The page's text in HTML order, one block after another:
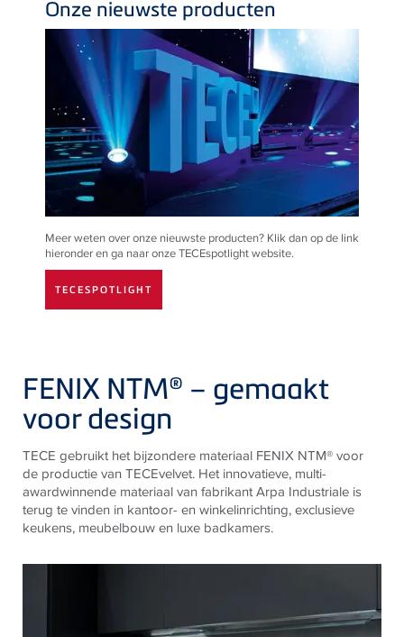
Onze nieuwste producten
Meer weten over onze nieuwste producten? Klik dan op de link
hieronder en ga naar onze TECEspotlight website.
TECESPOTLIGHT
FENIX NTM® – gemaakt
voor design
TECE gebruikt het bijzondere materiaal FENIX NTM® voor
de productie van TECEvelvet. Het innovatieve, multi-
awardwinnende materiaal van fabrikant Arpa Industriale is
terug te vinden in kantoor- en winkelinrichting, exclusieve
keukens, meubelbouw en luxe badkamers.